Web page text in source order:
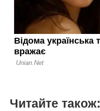
Читайте також: